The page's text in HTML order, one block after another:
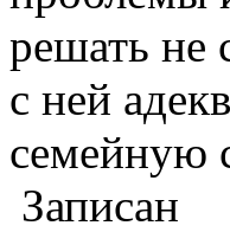
решать не
с ней
семейную
Записан